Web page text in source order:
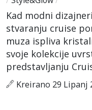
Kad modni
stvaranju cruise
muza ispliva
svoje kolekcije
predstavljanju
Kreirano 29 Lipanj